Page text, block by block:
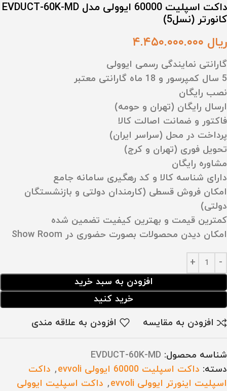
داکت اسپلیت 60000 ایوولی مدل EVDUCT-60K-MD
کانورتر (نسل5)
ریال
گارانتی نمایندگی رسمی ایوولی
5 سال کمپرسور و 18 ماه گارانتی معتبر
نصب رایگان
ارسال رایگان (تهران و حومه)
فاکتور و ضمانت اصالت کالا
پرداخت در محل (سراسر ایران)
تحویل فوری (تهران و کرج)
مشاوره رایگان
دارای شناسه کالا و کد رهگیری سامانه جامع
امکان فروش قسطی (کارمندان دولتی و بازنشستگان
دولتی)
کمترین قیمت و بهترین کیفیت تضمین شده
امکان دیدن محصولات بصورت حضوری در Show Room
افزودن به سبد خرید
خرید کنید
افزودن به مقایسه
افزودن به علاقه مندی
شناسه محصول: EVDUCT-60K-MD
دسته: داکت اسپلیت 60000 ایوولی evvoli , داکت
اسپلیت اینورتر ایوولی evvoli
, داکت اسپلیت ایوولی